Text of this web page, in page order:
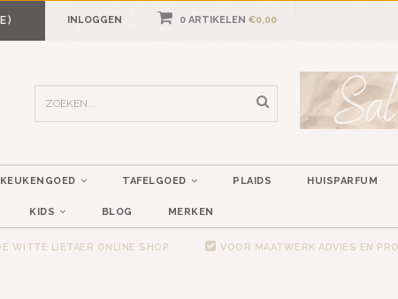
INLOGGEN 0 ARTIKELEN €0,00
KEUKENGOED TAFELGOED PLAIDS HUISPARFUM
KIDS BLOG MERKEN
WITTE LIETAER ONLINE SHOP VOOR MAATWERK ADVIES EN